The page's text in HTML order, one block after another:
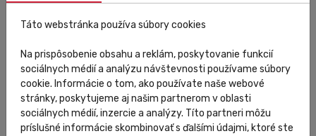
KENNY 2803011 TRACK 24
14 006,85 Ft
10 844,30 Ft Do košíka
Táto webstránka používa súbory cookies
Na prispôsobenie obsahu a reklám, poskytovanie funkcií
sociálnych médií a analýzu návštevnosti používame súbory
cookie. Informácie o tom, ako používate naše webové
stránky, poskytujeme aj našim partnerom v oblasti
sociálnych médií, inzercie a analýzy. Títo partneri môžu
príslušné informácie skombinovať s ďalšími údajmi, ktoré ste